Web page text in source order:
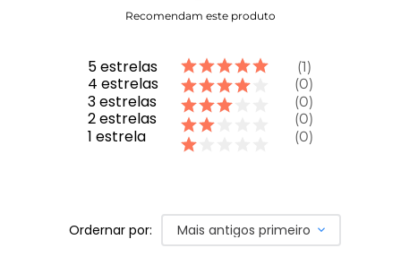
Recomendam este produto
5estrelas
4 estrelas
3estrelas
2estrelas
1 estrela
1
0
0
0
0
Ordernar por: Mais antigos primeiro